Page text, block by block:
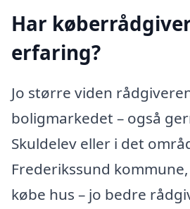
Har
erfaring?
Jo større viden
boligmarkedet – også
Skuldelev eller i det
Frederikssund
købe hus – jo bedre